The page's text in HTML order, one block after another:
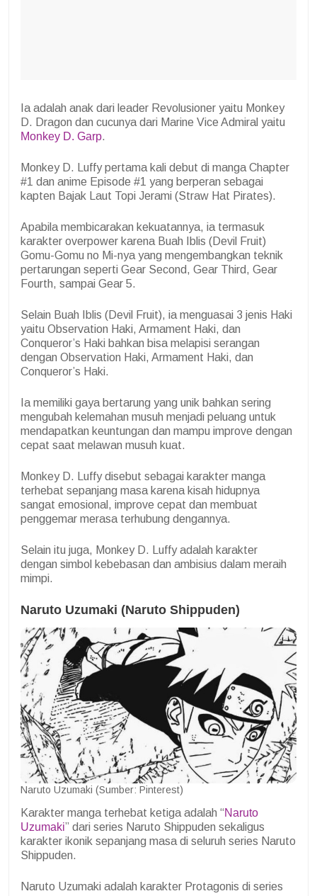
Ia adalah anak dari leader Revolusioner yaitu Monkey
D. Dragon dan cucunya dari Marine Vice Admiral yaitu
Monkey D. Garp.
Monkey D. Luffy pertama kali debut di manga Chapter
#1 dan anime Episode #1 yang berperan sebagai
kapten Bajak Laut Topi Jerami (Straw Hat Pirates).
Apabila membicarakan kekuatannya, ia termasuk
karakter overpower karena Buah Iblis (Devil Fruit)
Gomu-Gomu no Mi-nya yang mengembangkan teknik
pertarungan seperti Gear Second, Gear Third, Gear
Fourth, sampai Gear 5.
Selain Buah Iblis (Devil Fruit), ia menguasai 3 jenis Haki
yaitu Observation Haki, Armament Haki, dan
Conqueror’s Haki bahkan bisa melapisi serangan
dengan Observation Haki, Armament Haki, dan
Conqueror’s Haki.
Ia memiliki gaya bertarung yang unik bahkan sering
mengubah kelemahan musuh menjadi peluang untuk
mendapatkan keuntungan dan mampu improve dengan
cepat saat melawan musuh kuat.
Monkey D. Luffy disebut sebagai karakter manga
terhebat sepanjang masa karena kisah hidupnya
sangat emosional, improve cepat dan membuat
penggemar merasa terhubung dengannya.
Selain itu juga, Monkey D. Luffy adalah karakter
dengan simbol kebebasan dan ambisius dalam meraih
mimpi.
Naruto Uzumaki (Naruto Shippuden)
Naruto Uzumaki (Sumber: Pinterest)
Karakter manga terhebat ketiga adalah “Naruto
Uzumaki” dari series Naruto Shippuden sekaligus
karakter ikonik sepanjang masa di seluruh series Naruto
Shippuden.
Naruto Uzumaki adalah karakter Protagonis di series